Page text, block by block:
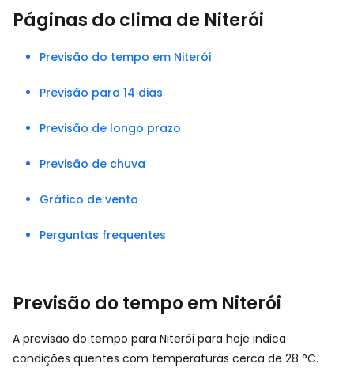
Páginas do clima de Niterói
Previsão do tempo em Niterói
Previsão para 14 dias
Previsão de longo prazo
Previsão de chuva
Gráfico de vento
Perguntas frequentes
Previsão do tempo em Niterói
A previsão do tempo para Niterói para hoje indica
condições quentes com temperaturas cerca de 28 °C.